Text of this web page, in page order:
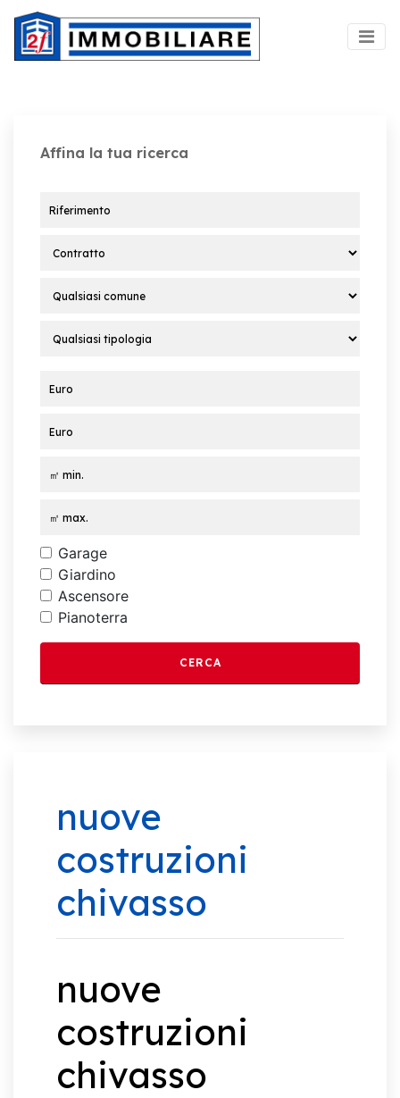
nuove
costruzioni
chivasso
nuove
costruzioni
chivasso
Affina la tua ricerca
Garage
Giardino
Ascensore
Pianoterra